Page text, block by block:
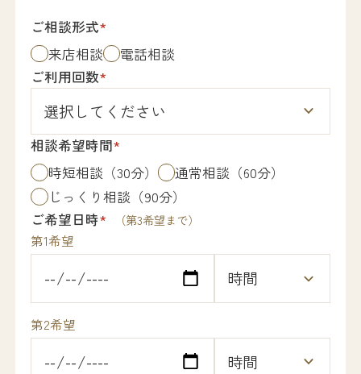
ご相談形式*
来店相談
電話相談
ご利用回数*
相談希望時間*
時短相談（30分）
通常相談（60分）
じっくり相談（90分）
ご希望日時* （第3希望まで）
第1希望
第2希望